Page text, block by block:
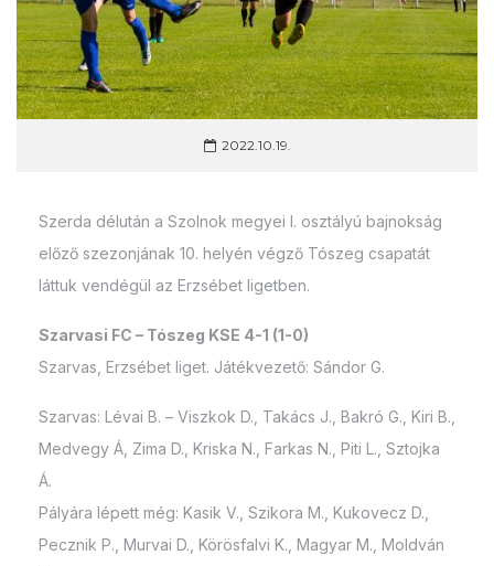
2022.10.19.
Szerda délután a Szolnok megyei I. osztályú bajnokság
előző szezonjának 10. helyén végző Tószeg csapatát
láttuk vendégül az Erzsébet ligetben.
Szarvasi FC – Tószeg KSE 4-1 (1-0)
Szarvas, Erzsébet liget. Játékvezető: Sándor G.
Szarvas: Lévai B. – Viszkok D., Takács J., Bakró G., Kiri B.,
Medvegy Á, Zima D., Kriska N., Farkas N., Piti L., Sztojka
Á.
Pályára lépett még: Kasik V., Szikora M., Kukovecz D.,
Pecznik P., Murvai D., Körösfalvi K., Magyar M., Moldván